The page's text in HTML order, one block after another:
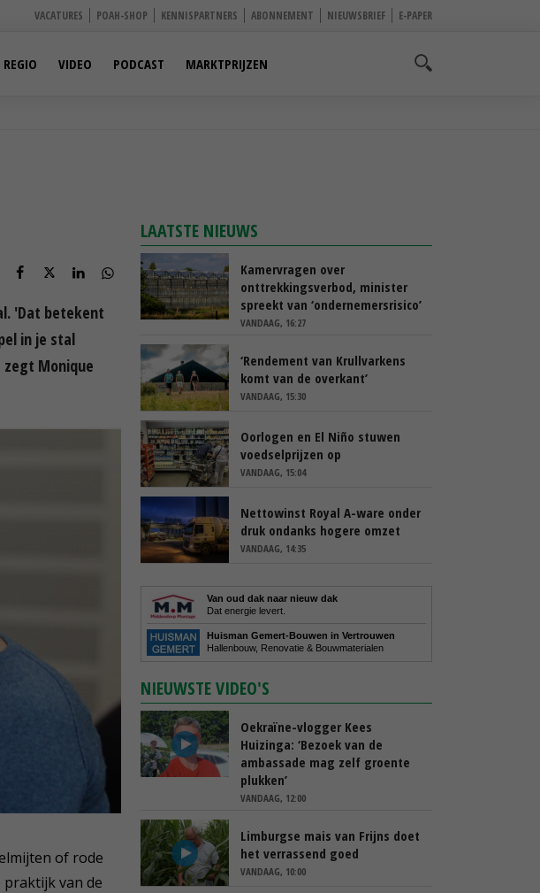
VACATURES POAH-SHOP KENNISPARTNERS ABONNEMENT NIEUWSBRIEF E-PAPER
REGIO VIDEO PODCAST MARKTPRIJZEN
'Dat betekent
in je stal
Monique
of rode
praktijk van de
LAATSTE NIEUWS
Kamervragen over
onttrekkingsverbod, minister
spreekt van ‘ondernemersrisico’
VANDAAG, 16:27
‘Rendement van Krullvarkens
komt van de overkant’
VANDAAG, 15:30
Oorlogen en El Niño stuwen
voedselprijzen op
VANDAAG, 15:04
Nettowinst Royal A-ware onder
druk ondanks hogere omzet
VANDAAG, 14:35
Van oud dak naar nieuw dak
Dat energie levert.
Huisman Gemert-Bouwen in Vertrouwen
Hallenbouw, Renovatie & Bouwmaterialen
NIEUWSTE VIDEO'S
Oekraïne-vlogger Kees
Huizinga: ‘Bezoek van de
ambassade mag zelf groente
plukken’
VANDAAG, 12:00
Limburgse mais van Frijns doet
het verrassend goed
VANDAAG, 10:00